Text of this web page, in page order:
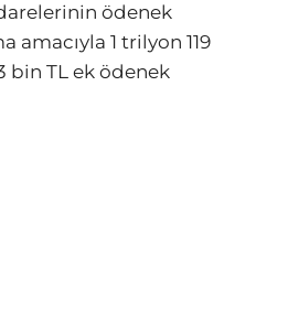
ödenek
amacıyla 1 trilyon 119
bin TL ek ödenek